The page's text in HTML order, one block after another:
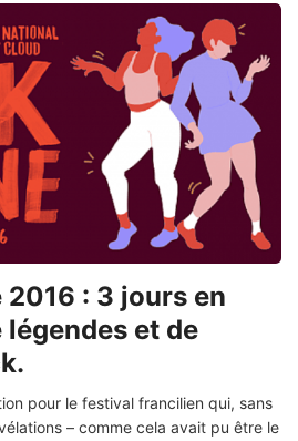
2016 : 3 jours en
et de
pour le festival francilien qui, sans
– comme cela avait pu être le